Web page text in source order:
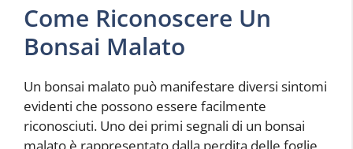
Come Riconoscere Un
Bonsai Malato
Un bonsai malato può manifestare diversi sintomi
evidenti che possono essere facilmente
riconosciuti. Uno dei primi segnali di un bonsai